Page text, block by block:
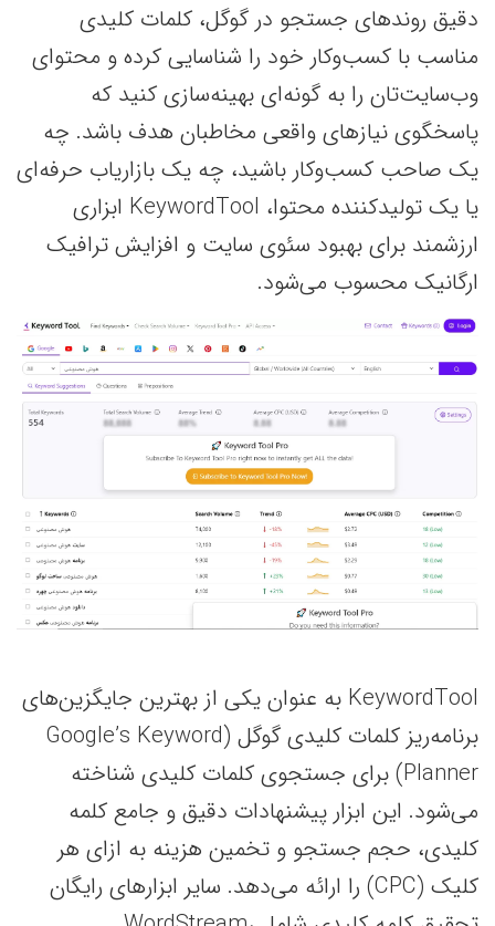
دقیق روندهای جستجو در گوگل، کلمات کلیدی
مناسب با کسب‌وکار خود را شناسایی کرده و محتوای
وب‌سایت‌تان را به گونه‌ای بهینه‌سازی کنید که
پاسخگوی نیازهای واقعی مخاطبان هدف باشد. چه
یک صاحب کسب‌وکار باشید، چه یک بازاریاب حرفه‌ای
یا یک تولیدکننده محتوا، KeywordTool ابزاری
ارزشمند برای بهبود سئوی سایت و افزایش ترافیک
ارگانیک محسوب می‌شود.
KeywordTool به عنوان یکی از بهترین جایگزین‌های
برنامه‌ریز کلمات کلیدی گوگل (Google’s Keyword
Planner) برای جستجوی کلمات کلیدی شناخته
می‌شود. این ابزار پیشنهادات دقیق و جامع کلمه
کلیدی، حجم جستجو و تخمین هزینه به ازای هر
کلیک (CPC) را ارائه می‌دهد. سایر ابزارهای رایگان